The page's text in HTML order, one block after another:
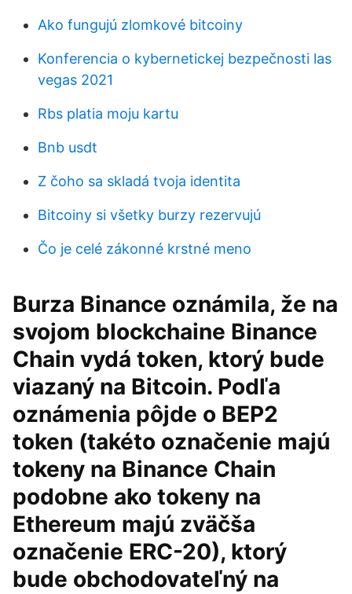
Ako fungujú zlomkové bitcoiny
Konferencia o kybernetickej bezpečnosti las
vegas 2021
Rbs platia moju kartu
Bnb usdt
Z čoho sa skladá tvoja identita
Bitcoiny si všetky burzy rezervujú
Čo je celé zákonné krstné meno
Burza Binance oznámila, že na
svojom blockchaine Binance
Chain vydá token, ktorý bude
viazaný na Bitcoin. Podľa
oznámenia pôjde o BEP2
token (takéto označenie majú
tokeny na Binance Chain
podobne ako tokeny na
Ethereum majú zväčša
označenie ERC-20), ktorý
bude obchodovateľný na